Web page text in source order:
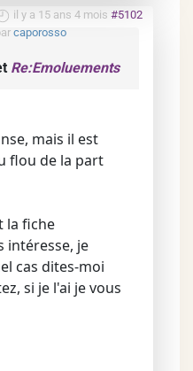
il y a 15 ans 4 mois #5102
caporosso
Re:Emoluements
mais il est
flou de la part
la fiche
intéresse, je
cas dites-moi
si je l'ai je vous